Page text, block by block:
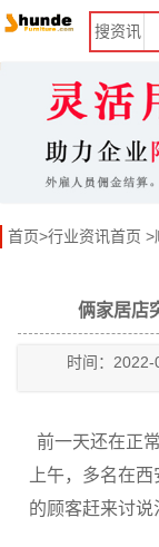
搜资讯
首页>行业资讯首页 >
俩家居店
时间：2022-
前一天还在正
上午，多名在
的顾客赶来讨说